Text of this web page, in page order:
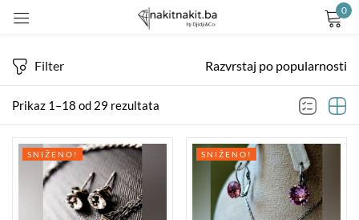
0
Prikaz 1–18 od 29 rezultata
Filter Razvrstaj po popularnosti
SNIŽENO! SNIŽENO!
Remember me Lost password?